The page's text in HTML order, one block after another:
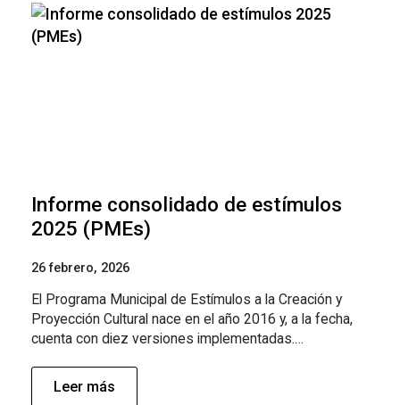
Informe consolidado de estímulos
2025 (PMEs)
26 febrero, 2026
El Programa Municipal de Estímulos a la Creación y
Proyección Cultural nace en el año 2016 y, a la fecha,
cuenta con diez versiones implementadas.…
Leer más